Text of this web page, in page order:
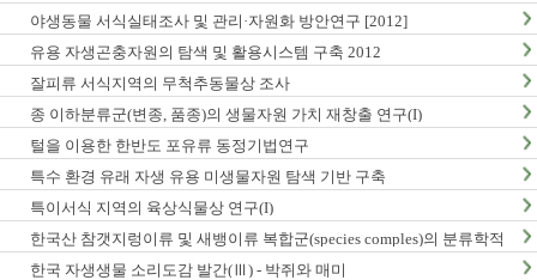
야생동물 서식실태조사 및 관리·자원화 방안연구 [2012]
유용 자생곤충자원의 탐색 및 활용시스템 구축 2012
잘피류 서식지역의 무척추동물상 조사
종 이하분류군(변종, 품종)의 생물자원 가치 재창출 연구(I)
털을 이용한 한반도 포유류 동정기법연구
특수 환경 유래 자생 유용 미생물자원 탐색 기반 구축
특이서식 지역의 육상식물상 연구(I)
한국산 참갯지렁이류 및 새뱅이류 복합군(species comples)의 분류학적
연구
한국 자생생물 소리도감 발간(Ⅲ) - 박쥐와 매미